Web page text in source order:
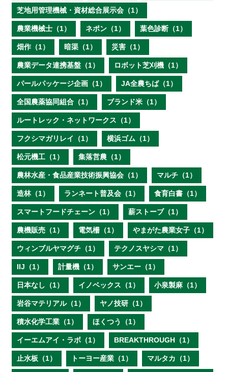
芝地用管理機械・資材総合展示会（1）
農業機械士（1） ネポン（1） 葉色診断（1）
畑作（1） 暗渠（1） 災害（1）
農業データ連携基盤（1） ロボット芝刈機（1）
パールパッケージ企画（1） JA全農ちば（1）
全国農薬協同組合（1） ブランド米（1）
ルートレック・ネットワークス（1）
フクシマガリレイ（1） 横浜ゴム（1）
松元機工（1） 集落営農（1）
農林水産・食品産業技術振興協会（1） マルチ（1）
造林（1） ランネート普及会（1） 食育白書（1）
スマートフードチェーン（1） 薪ストーブ（1）
農機販売（1） 電気柵（1） やまがた農業女子（1）
ウィンブルヤマグチ（1） テクノスヤシマ（1）
IIJ（1） 計量機（1） サンエー（1）
日本なし（1） イノベックス（1） 小泉製麻（1）
岩谷マテリアル（1） ヤノ技研（1）
積水化学工業（1） ほくつう（1）
イーエムアイ・ラボ（1） BREAKTHROUGH（1）
止水板（1） トーヨー産業（1） マルタカ（1）